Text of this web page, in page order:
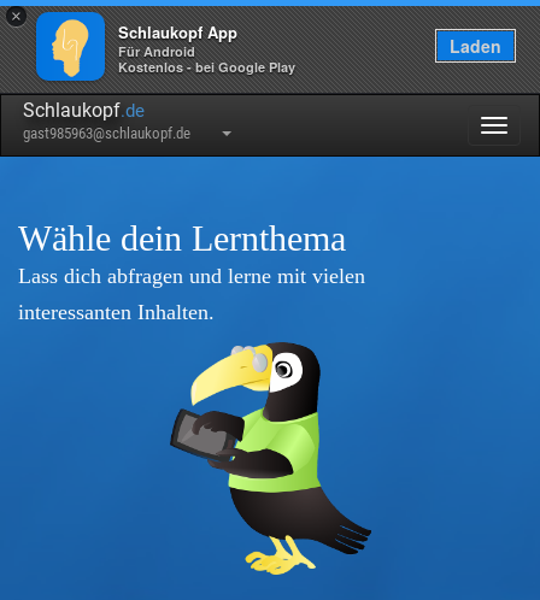
×
Schlaukopf App
Für Android
Kostenlos - bei Google Play
Laden
Schlaukopf.de
gast985963@schlaukopf.de
Wähle dein Lernthema
Lass dich abfragen und lerne mit vielen
interessanten Inhalten.